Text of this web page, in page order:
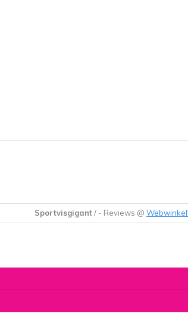
Sportvisgigant/ - Reviews @